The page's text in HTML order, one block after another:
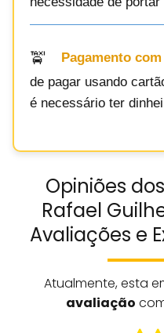
Pagamento
de pagar usando
é necessário ter
Opiniões
Rafael
Avaliações e
Atualmente, esta
avaliação